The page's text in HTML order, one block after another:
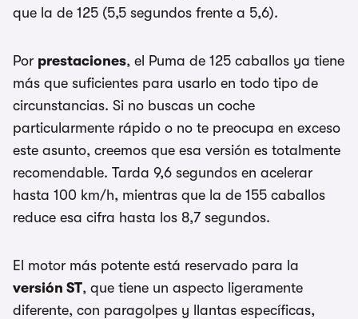
que la de 125 (5,5 segundos frente a 5,6).
Por prestaciones, el Puma de 125 caballos ya tiene
más que suficientes para usarlo en todo tipo de
circunstancias. Si no buscas un coche
particularmente rápido o no te preocupa en exceso
este asunto, creemos que esa versión es totalmente
recomendable. Tarda 9,6 segundos en acelerar
hasta 100 km/h, mientras que la de 155 caballos
reduce esa cifra hasta los 8,7 segundos.
El motor más potente está reservado para la
versión ST, que tiene un aspecto ligeramente
diferente, con paragolpes y llantas específicas,